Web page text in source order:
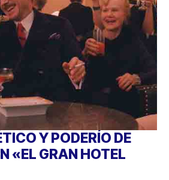
Y PODERÍO DE
«EL GRAN HOTEL